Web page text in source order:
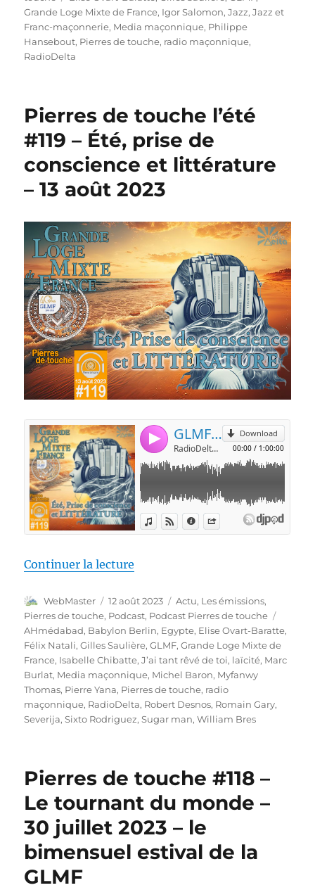
Grande Loge Mixte de France, Igor Salomon,Jazz,Jazz et
Franc-maçonnerie, Media maçonnique, Philippe
Hansebout, Pierres de touche, radio maçonnique,
RadioDelta
Pierres de touche l’été
#119 – Été, prise de
conscience et littérature
– 13 août 2023
Continuer la lecture
Auteur
WebMaster
Publié
le
12 août 2023 Catégories
Actu, Les émissions,
Pierres de touche, Podcast, Podcast Pierres de touche
AHmédabad, Babylon Berlin, Egypte, Elise Ovart-Baratte,
Félix Natali,Gilles Saulière,GLMF,Grande Loge Mixte de
France, Isabelle Chibatte,J’ai tant rêvé de toi, laïcité, Marc
Burlat, Media maçonnique, Michel Baron, Myfanwy
Thomas, Pierre Yana, Pierres de touche, radio
maçonnique, RadioDelta, Robert Desnos, Romain Gary,
Severija,Sixto Rodriguez,Sugar man,William Bres
Pierres de touche #118 –
Le tournant du monde –
30 juillet 2023 – le
bimensuel estival de la
GLMF